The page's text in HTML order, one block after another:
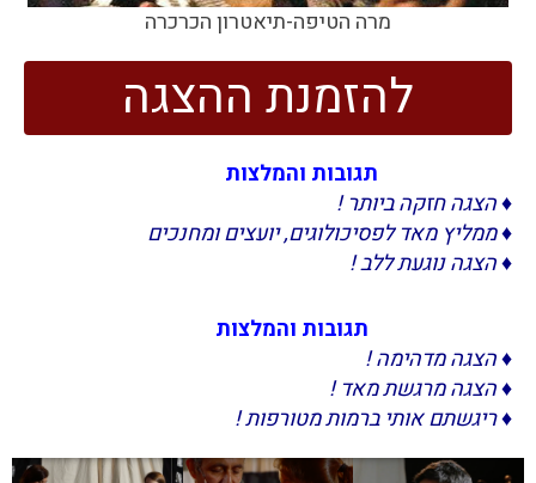
מרה הטיפה-תיאטרון הכרכרה
להזמנת ההצגה
תגובות והמלצות
♦ הצגה חזקה ביותר !
♦ ממליץ מאד לפסיכולוגים, יועצים ומחנכים
♦ הצגה נוגעת ללב !
תגובות והמלצות
♦ הצגה מדהימה !
♦ הצגה מרגשת מאד !
♦ ריגשתם אותי ברמות מטורפות !